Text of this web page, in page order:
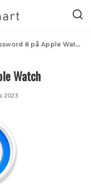
8 på Apple Watch
Watch
2023